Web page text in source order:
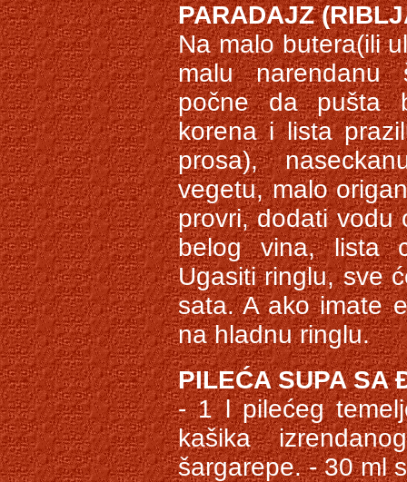
PARADAJZ
Na malo butera(ili
malu narendanu
počne da pušta
korena i lista
prosa),
vegetu, malo
provri, dodati vodu
belog vina, lista
Ugasiti ringlu, sve
sata. A ako imate
na hladnu ringlu.
PILEĆA SUPA SA
- 1 l pilećeg
kašika
šargarepe. - 30 ml